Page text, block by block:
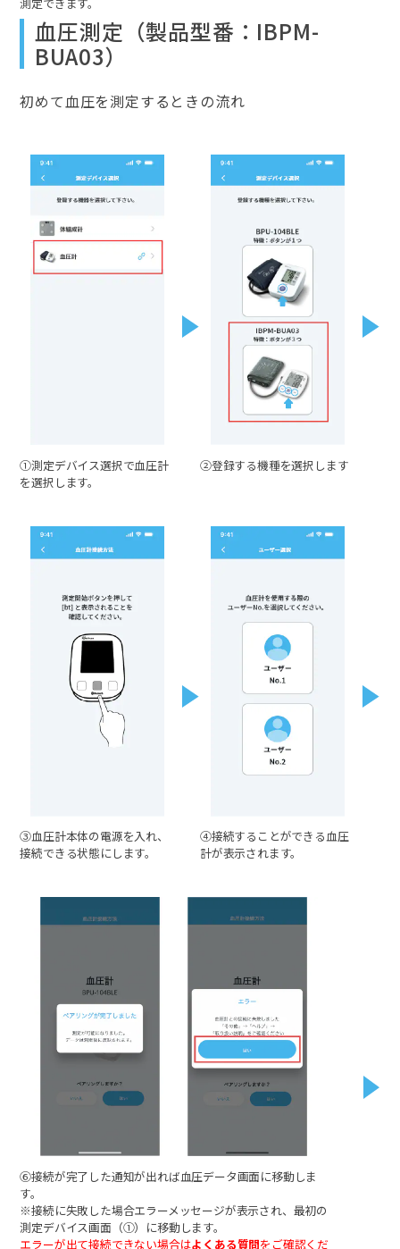
血圧測定（製品型番：IBPM-
BUA03）
初めて血圧を測定するときの流れ
①測定デバイス選択で血圧計
を選択します。
②登録する機種を選択します
③血圧計本体の電源を入れ、
接続できる状態にします。
④接続することができる血圧
計が表示されます。
⑥接続が完了した通知が出れば血圧データ画面に移動しま
す。
※接続に失敗した場合エラーメッセージが表示され、最初の
測定デバイス画面（①）に移動します。
エラーが出て接続できない場合はよくある質問をご確認くだ